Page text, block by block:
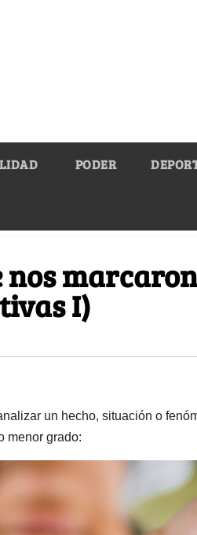
PODER
nos
I)
un hecho, situación o
menor grado: